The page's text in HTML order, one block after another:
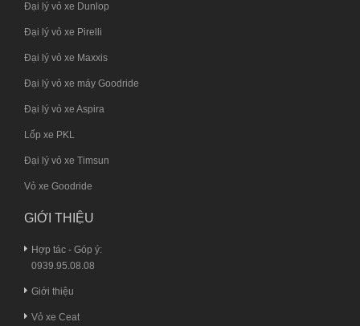
Đại lý vỏ xe Dunlop
Đại lý vỏ xe Pirelli
Đại lý vỏ xe Maxxis
Đại lý vỏ xe máy Goodride
Đại lý vỏ xe Aspira
Lốp xe PKL
Đại lý vỏ xe Timsun
Vỏ xe Goodride
GIỚI THIỆU
Hợp tác - Góp ý:
0939.95.08.08
Giới thiệu
Vỏ xe Ceat